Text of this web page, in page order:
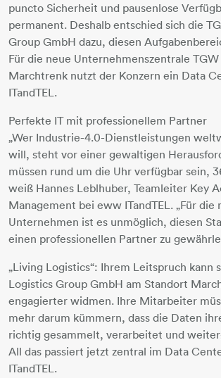
puncto Sicherheit und pausenlose
permanent. Deshalb entschied sich die
Group GmbH dazu, diesen
Für die neue Unternehmenszentrale
Marchtrenk nutzt der Konzern ein Data
ITandTEL.
Perfekte IT mit professionellem Partner
„Wer Industrie-4.0-Dienstleistungen
will, steht vor einer gewaltigen
müssen rund um die Uhr verfügbar sein,
weiß Hannes Leblhuber, Teamleiter Key
Management bei eww ITandTEL. „Für die
Unternehmen ist es unmöglich, diesen
einen professionellen Partner zu
„Living Logistics“: Ihrem Leitspruch kann
Logistics Group GmbH am Standort
engagierter widmen. Ihre Mitarbeiter
mehr darum kümmern, dass die Daten
richtig gesammelt, verarbeitet und
All das passiert jetzt zentral im Data
ITandTEL.